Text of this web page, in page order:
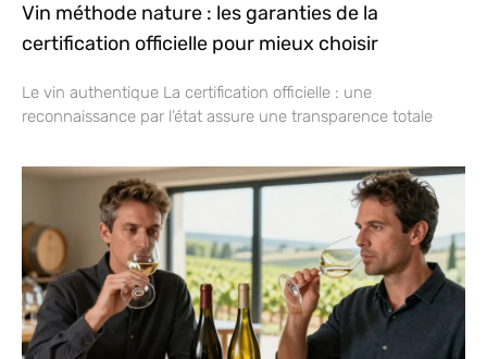
Vin méthode nature : les garanties de la
certification officielle pour mieux choisir
Le vin authentique La certification officielle : une
reconnaissance par l’état assure une transparence totale